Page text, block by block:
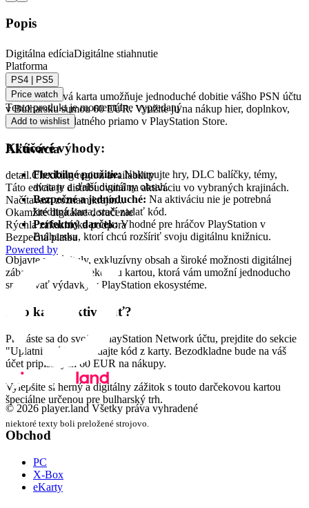
Popis
PlayStation Network Darčeková Karta 60 EUR
(BG) PSN BULHARSKO
Táto darčeková karta umožňuje jednoduché dobitie vášho PSN účtu
v Bulharsku sumou 60 EUR. Využite ju na nákup hier, doplnkov,
filmov, či predplatného priamo v PlayStation Store.
Kľúčové výhody:
Flexibilné použitie:Nakupujte hry, DLC balíčky, témy,
avatary a ďalší digitálny obsah.
Bezpečné a jednoduché: Na aktiváciu nie je potrebná
kreditná karta, stačí zadať kód.
Perfektný darček:Vhodné pre hráčov PlayStation v
Bulharsku, ktorí chcú rozšíriť svoju digitálnu knižnicu.
Objavte nové tituly, exkluzívny obsah a široké možnosti digitálnej
zábavy s touto darčekovou kartou, ktorá vám umožní jednoducho
spravovať výdavky v PlayStation ekosystéme.
Ako kartu aktivovať?
Prihláste sa do svojho PlayStation Network účtu, prejdite do sekcie
"Uplatniť kódy" a zadajte kód z karty. Bezodkladne bude na váš
účet pripísaných 60 EUR na nákupy.
Vylepšite si herný a digitálny zážitok s touto darčekovou kartou
špeciálne určenou pre bulharský trh.
niektoré texty boli preložené strojovo.
Digitálna edíciaDigitálne stiahnutie
Platforma
PS4 | PS5
Price watch
Tento produkt je momentálne vypredaný
Add to wishlist
Aktivácia
detail.Checking region availability
Táto edícia je distribuovaná na aktiváciu vo vybraných krajinách.
Načítavam zoznam krajín...
Okamžité digitálne doručenie
Rýchla zákaznícka podpora
Bezpečná platba
Powered by
© 2026 player.land Všetky práva vyhradené
Obchod
PC
X-Box
eKarty